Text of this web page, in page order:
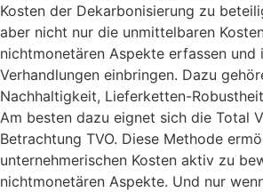
Kosten der Dekarbonisierung zu
aber nicht nur die unmittelbaren
nichtmonetären Aspekte erfassen und
Verhandlungen einbringen. Dazu
Nachhaltigkeit, Lieferketten-
Am besten dazu eignet sich die Total
Betrachtung TVO. Diese Methode
unternehmerischen Kosten aktiv zu
nichtmonetären Aspekte. Und nur